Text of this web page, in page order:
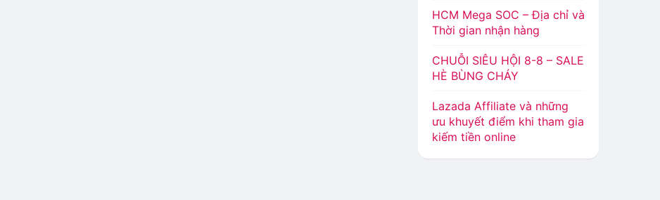
HCM Mega SOC – Địa chỉ và
Thời gian nhận hàng
CHUỖI SIÊU HỘI 8-8 – SALE
HÈ BÙNG CHÁY
Lazada Affiliate và những
ưu khuyết điểm khi tham gia
kiếm tiền online